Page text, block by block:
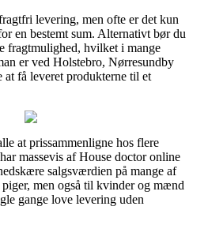
levering, men ofte er det kun
en bestemt sum. Alternativt bør du
fragtmulighed, hvilket i mange
er ved Holstebro, Nørresundby
få leveret produkterne til et
at prissammenligne hos flere
massevis af House doctor online
salgsværdien på mange af
men også til kvinder og mænd
gange love levering uden